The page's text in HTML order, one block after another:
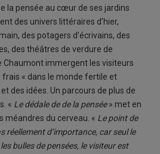
la pensée au cœur de ses jardins
des univers littéraires d’hier,
des potagers d’écrivains, des
des théâtres de verdure de
Chaumont immergent les visiteurs
frais « dans le monde fertile et
des idées. Un parcours de plus de
« Le dédale de de la pensée» met en
méandres du cerveau. « Le point de
réellement d’importance, car seul le
les bulles de pensées, le visiteur est